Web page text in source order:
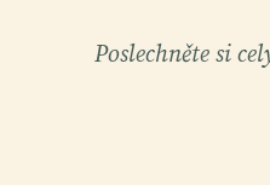
Poslechněte si